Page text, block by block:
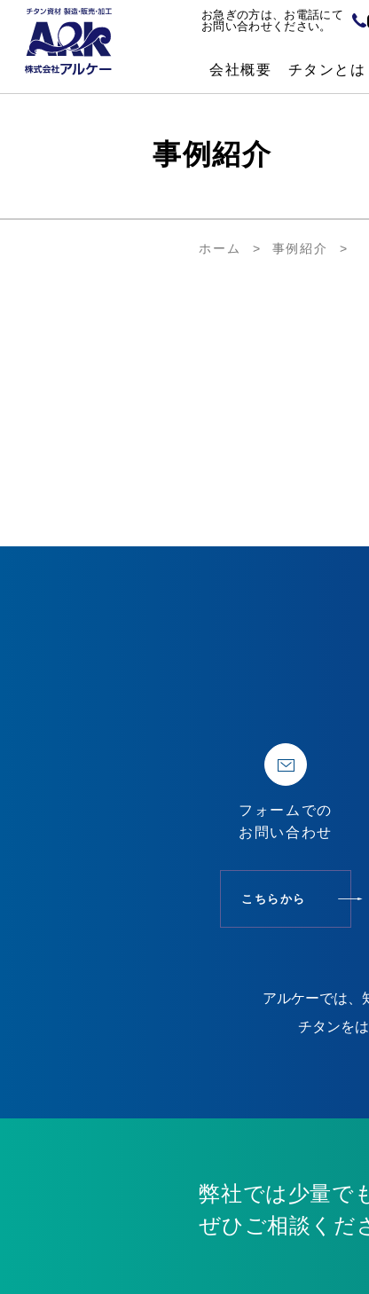
お急ぎの方は、お電話にて
お問い合わせください。
会社概要 チタンとは
事例紹介
ホーム 事例紹介
フォームでの
お問い合わせ
こちらから
アルケーでは、
チタンを
弊社では少量で
ぜひご相談くだ